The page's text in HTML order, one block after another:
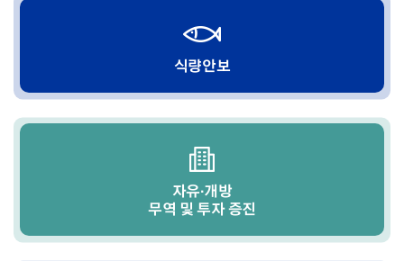
식량안보
자유·개방
무역 및 투자 증진